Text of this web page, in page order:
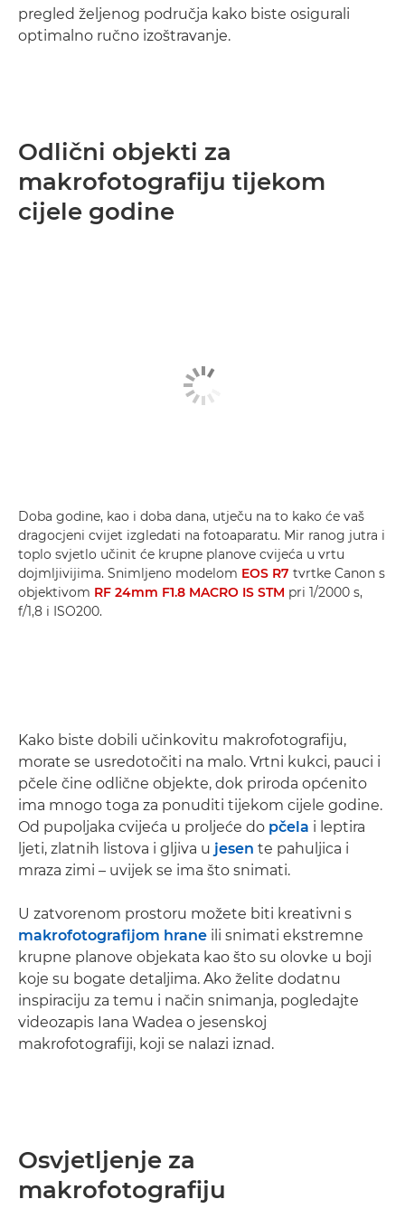
pregled željenog područja kako biste osigurali
optimalno ručno izoštravanje.
Odlični objekti za
makrofotografiju tijekom
cijele godine
Doba godine, kao i doba dana, utječu na to kako će vaš
dragocjeni cvijet izgledati na fotoaparatu. Mir ranog jutra i
toplo svjetlo učinit će krupne planove cvijeća u vrtu
dojmljivijima. Snimljeno modelom EOS R7 tvrtke Canon s
objektivom RF 24mm F1.8 MACRO IS STM pri 1/2000 s,
f/1,8 i ISO200.
Kako biste dobili učinkovitu makrofotografiju,
morate se usredotočiti na malo. Vrtni kukci, pauci i
pčele čine odlične objekte, dok priroda općenito
ima mnogo toga za ponuditi tijekom cijele godine.
Od pupoljaka cvijeća u proljeće do pčela i leptira
ljeti, zlatnih listova i gljiva u jesen te pahuljica i
mraza zimi – uvijek se ima što snimati.
U zatvorenom prostoru možete biti kreativni s
makrofotografijom hrane ili snimati ekstremne
krupne planove objekata kao što su olovke u boji
koje su bogate detaljima. Ako želite dodatnu
inspiraciju za temu i način snimanja, pogledajte
videozapis Iana Wadea o jesenskoj
makrofotografiji, koji se nalazi iznad.
Osvjetljenje za
makrofotografiju